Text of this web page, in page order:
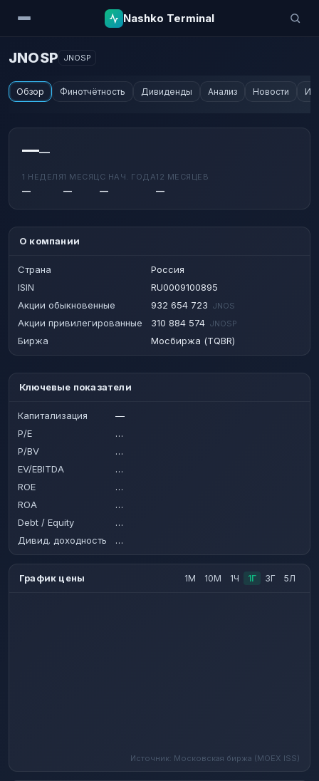
Nashko Terminal
JNOSP JNOSP
Обзор Финотчётность Дивиденды Анализ Новости
——
1 НЕДЕЛЯ
—
1 МЕСЯЦ
—
С НАЧ. ГОДА
—
12 МЕСЯЦЕВ
—
О компании
Страна
Россия
ISIN
RU0009100895
Акции обыкновенные
932 654 723 JNOS
Акции привилегированные 310 884 574 JNOSP
Биржа Мосбиржа (TQBR)
Ключевые показатели
Капитализация
—
P/E
…
P/BV
…
EV/EBITDA
…
ROE
…
ROA
…
Debt / Equity
…
Дивид. доходность
…
График цены 1М 10М 1Ч 1Г 3Г 5Л
Источник: Московская биржа (MOEX ISS)